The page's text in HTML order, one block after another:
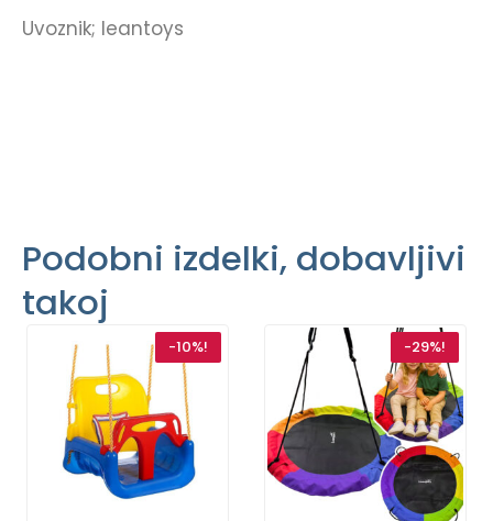
Uvoznik; leantoys
Podobni izdelki, dobavljivi
takoj
-10%! -29%!